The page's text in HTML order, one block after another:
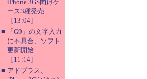
iPhone 3GS向けケ
ース3種発売
［13:04］
■
「G9」の文字入力
に不具合、ソフト
更新開始
［11:14］
■ アドプラス、